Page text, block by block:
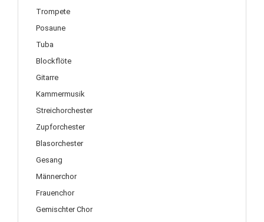
Trompete
Posaune
Tuba
Blockflöte
Gitarre
Kammermusik
Streichorchester
Zupforchester
Blasorchester
Gesang
Männerchor
Frauenchor
Gemischter Chor